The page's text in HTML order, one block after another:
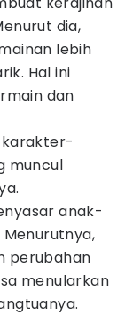
dia,
lebih
Hal ini
dan
karakter-
muncul
anak-
perubahan
menularkan